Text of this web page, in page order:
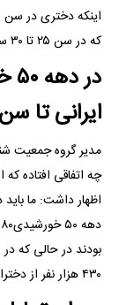
که در سن ۲۵ تا ۳۰ سالگی است.
ایرانی تا سن ۲۵ سالگی ازدواج کرده بودند
مدیر گروه جمعیت
چه اتفاقی افتاده
اظهار داشت: ما
۴۳۰ هزار نفر از دختران ایرانی تا سن ۲۵ سالگی ازدواج نکرده بودند.